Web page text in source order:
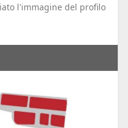
l'immagine del profilo